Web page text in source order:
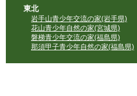
東北
岩手山青少年交流の家(岩手県)
花山青少年自然の家(宮城県)
磐梯青少年交流の家(福島県)
那須甲子青少年自然の家(福島県)